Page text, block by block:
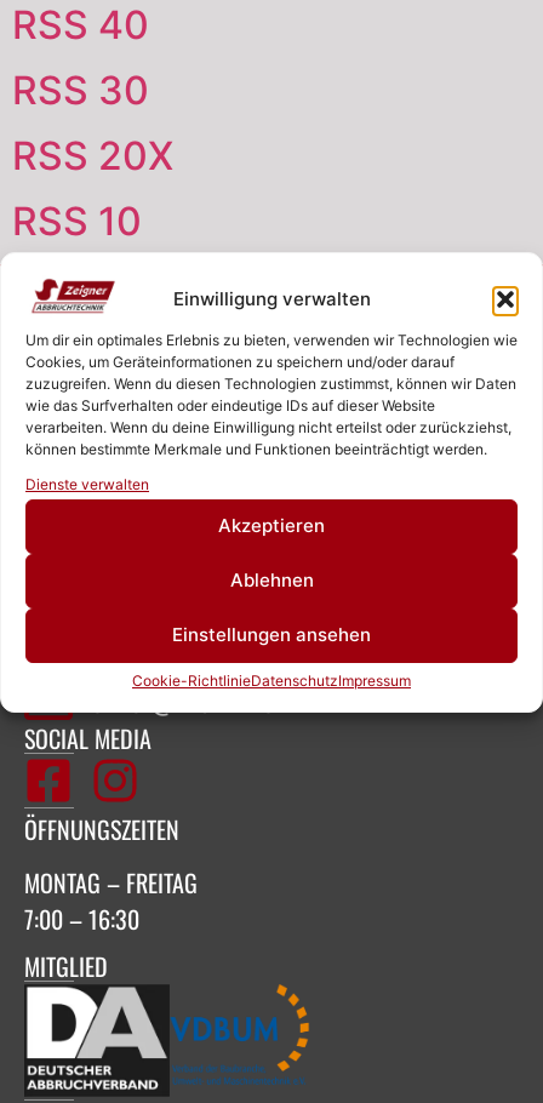
Einwilligung verwalten
Um dir ein optimales Erlebnis zu bieten, verwenden wir Technologien wie
Cookies, um Geräteinformationen zu speichern und/oder darauf
zuzugreifen. Wenn du diesen Technologien zustimmst, können wir Daten
wie das Surfverhalten oder eindeutige IDs auf dieser Website
verarbeiten. Wenn du deine Einwilligung nicht erteilst oder zurückziehst,
können bestimmte Merkmale und Funktionen beeinträchtigt werden.
Dienste verwalten
Akzeptieren
Ablehnen
Einstellungen ansehen
Cookie-RichtlinieDatenschutzImpressum
RSS 40
RSS 30
RSS 20X
RSS 10
ZEIGNER ABBRUCHTECHNIK
SASCHA ZEIGNER
NEUKIRCHNER STRASSE 4
65510 HÜNSTETTEN
SOCIAL MEDIA
ÖFFNUNGSZEITEN
MONTAG – FREITAG
7:00 – 16:30
MITGLIED
Rufen Sie uns an!